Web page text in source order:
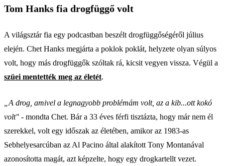
Tom Hanks fia drogfüggő volt
A világsztár fia egy podcastban beszélt drogfüggőségéről július
elején. Chet Hanks megjárta a poklok poklát, helyzete olyan súlyos
volt, hogy más drogfüggők szóltak rá, kicsit vegyen vissza. Végül a
szüei mentették meg az életét.
„A drog, amivel a legnagyobb problémám volt, az a kib...ott kokó
volt" - mondta Chet. Bár a 33 éves férfi tisztázta, hogy már nem él
szerekkel, volt egy időszak az életében, amikor az 1983-as
Sebhelyesarcúban az Al Pacino által alakított Tony Montanával
azonosította magát, azt képzelte, hogy egy drogkartellt vezet.